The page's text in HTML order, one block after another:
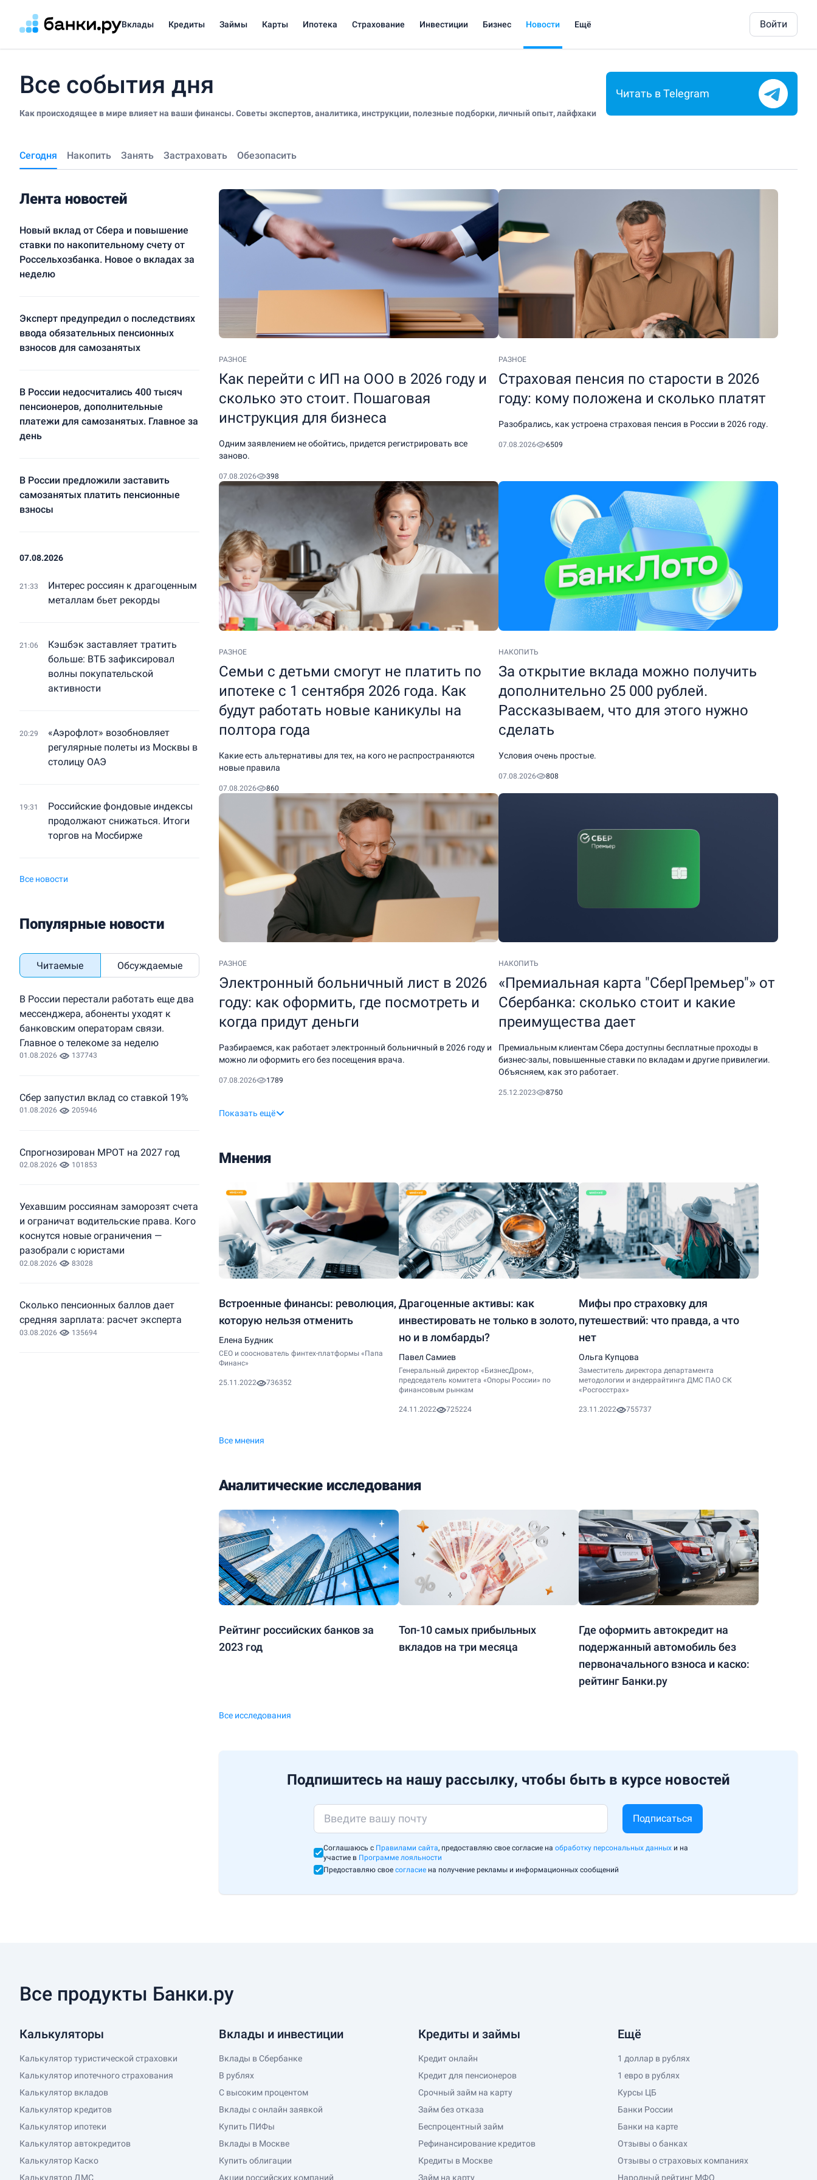
Вклады Кредиты Займы Карты Ипотека Страхование Инвестиции Бизнес Новости Ещё Войти
Все события дня
Как происходящее в мире влияет на ваши финансы. Советы экспертов, аналитика, инструкции, полезные подборки, личный опыт, лайфхаки
Читать в Telegram
Сегодня Накопить Занять Застраховать Обезопасить
Лента новостей
Новый вклад от Сбера и повышение
ставки по накопительному счету от
Россельхозбанка. Новое о вкладах за
неделю
Эксперт предупредил о последствиях
ввода обязательных пенсионных
взносов для самозанятых
В России недосчитались 400 тысяч
пенсионеров, дополнительные
платежи для самозанятых. Главное за
день
В России предложили заставить
самозанятых платить пенсионные
взносы
07.08.2026
21:33
Интерес россиян к драгоценным
металлам бьет рекорды
21:06
Кэшбэк заставляет тратить
больше: ВТБ зафиксировал
волны покупательской
активности
20:29
«Аэрофлот» возобновляет
регулярные полеты из Москвы в
столицу ОАЭ
19:31
Российские фондовые индексы
продолжают снижаться. Итоги
торгов на Мосбирже
Все новости
Популярные новости
Читаемые Обсуждаемые
В России перестали работать еще два
мессенджера, абоненты уходят к
банковским операторам связи.
Главное о телекоме за неделю
01.08.2026 137743
Сбер запустил вклад со ставкой 19%
01.08.2026 205946
Спрогнозирован МРОТ на 2027 год
02.08.2026 101853
Уехавшим россиянам заморозят счета
и ограничат водительские права. Кого
коснутся новые ограничения —
разобрали с юристами
02.08.2026 83028
Сколько пенсионных баллов дает
средняя зарплата: расчет эксперта
03.08.2026 135694
РАЗНОЕ
Как перейти с ИП на ООО в 2026 году и
сколько это стоит. Пошаговая
инструкция для бизнеса
Одним заявлением не обойтись, придется регистрировать все
заново.
07.08.2026 398
РАЗНОЕ
Страховая пенсия по старости в 2026
году: кому положена и сколько платят
Разобрались, как устроена страховая пенсия в России в 2026 году.
07.08.2026 6509
РАЗНОЕ
Семьи с детьми смогут не платить по
ипотеке с 1 сентября 2026 года. Как
будут работать новые каникулы на
полтора года
Какие есть альтернативы для тех, на кого не распространяются
новые правила
07.08.2026 860
НАКОПИТЬ
За открытие вклада можно получить
дополнительно 25 000 рублей.
Рассказываем, что для этого нужно
сделать
Условия очень простые.
07.08.2026 808
РАЗНОЕ
Электронный больничный лист в 2026
году: как оформить, где посмотреть и
когда придут деньги
Разбираемся, как работает электронный больничный в 2026 году и
можно ли оформить его без посещения врача.
07.08.2026 1789
НАКОПИТЬ
«Премиальная карта "СберПремьер"» от
Сбербанка: сколько стоит и какие
преимущества дает
Премиальным клиентам Сбера доступны бесплатные проходы в
бизнес-залы, повышенные ставки по вкладам и другие привилегии.
Объясняем, как это работает.
25.12.2023 8750
Показать ещё
Мнения
​Встроенные финансы: революция,
которую нельзя отменить
Елена Будник
СЕО и сооснователь финтех-платформы «Папа
Финанс»
25.11.2022 736352
Драгоценные активы: как
инвестировать не только в золото,
но и в ломбарды?
​Павел Самиев
Генеральный директор «БизнесДром»,
председатель комитета «Опоры России» по
финансовым рынкам
24.11.2022 725224
Мифы про страховку для
путешествий: что правда, а что
нет
Ольга Купцова
Заместитель директора департамента
методологии и андеррайтинга ДМС ПАО СК
«Росгосстрах»
23.11.2022 755737
Все мнения
Аналитические исследования
Рейтинг российских банков за
2023 год
Топ-10 самых прибыльных
вкладов на три месяца
Где оформить автокредит на
подержанный автомобиль без
первоначального взноса и каско:
рейтинг Банки.ру
Все исследования
Подпишитесь на нашу рассылку, чтобы быть в курсе новостей
Подписаться
Соглашаюсь с Правилами сайта, предоставляю свое согласие на обработку персональных данных и на
участие в Программе лояльности
Предоставляю свое согласие на получение рекламы и информационных сообщений
Все продукты Банки.ру
Калькуляторы
Калькулятор туристической страховки
Калькулятор ипотечного страхования
Калькулятор вкладов
Калькулятор кредитов
Калькулятор ипотеки
Калькулятор автокредитов
Калькулятор Каско
Калькулятор ДМС
Вклады и инвестиции
Вклады в Сбербанке
В рублях
С высоким процентом
Вклады с онлайн заявкой
Купить ПИФы
Вклады в Москве
Купить облигации
Акции российских компаний
Кредиты и займы
Кредит онлайн
Кредит для пенсионеров
Срочный займ на карту
Займ без отказа
Беспроцентный займ
Рефинансирование кредитов
Кредиты в Москве
Займ на карту
Ещё
1 доллар в рублях
1 евро в рублях
Курсы ЦБ
Банки России
Банки на карте
Отзывы о банках
Отзывы о страховых компаниях
Народный рейтинг МФО